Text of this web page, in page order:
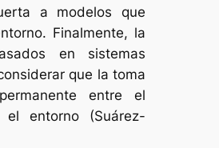
a modelos que
Finalmente, la
en sistemas
que la toma
entre el
entorno (Suárez-